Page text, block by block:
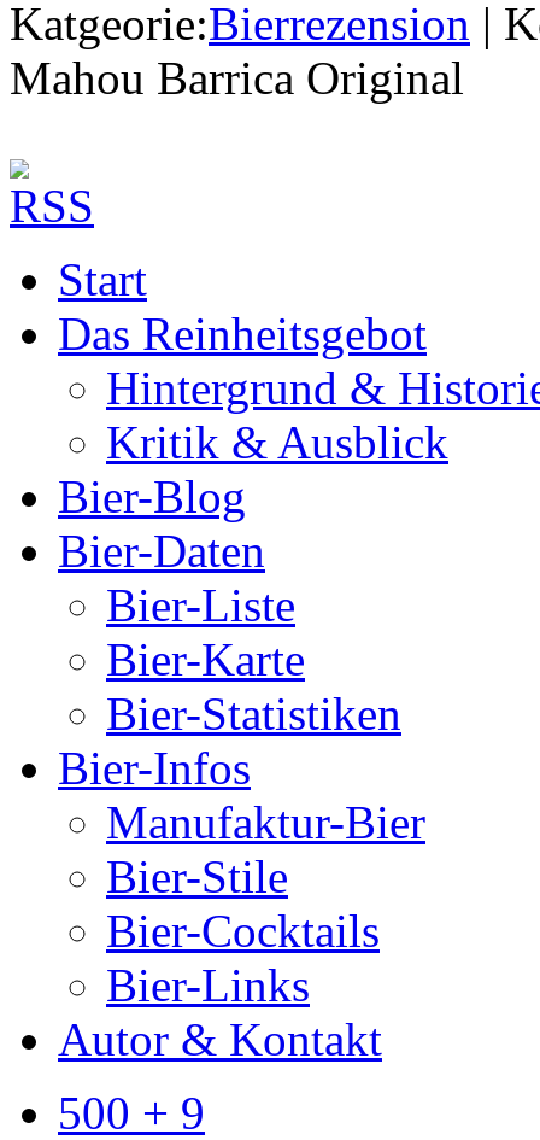
Katgeorie:Bierrezension |
Mahou Barrica Original
Start
Das Reinheitsgebot
Hintergrund &
Kritik & Ausblick
Bier-Blog
Bier-Daten
Bier-Liste
Bier-Karte
Bier-Statistiken
Bier-Infos
Manufaktur-Bier
Bier-Stile
Bier-Cocktails
Bier-Links
Autor & Kontakt
500 + 9